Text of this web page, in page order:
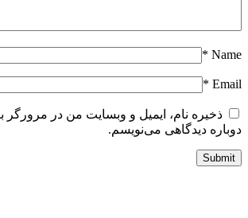
Name
*
Email
*
ذخیره نام، ایمیل و وبسایت من در مرورگر
دوباره دیدگاهی می‌نویسم.